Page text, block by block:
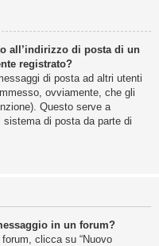
all’indirizzo di posta di un
registrato?
di posta ad altri utenti
ovviamente, che gli
Questo serve a
di posta da parte di
in un forum?
clicca su “Nuovo